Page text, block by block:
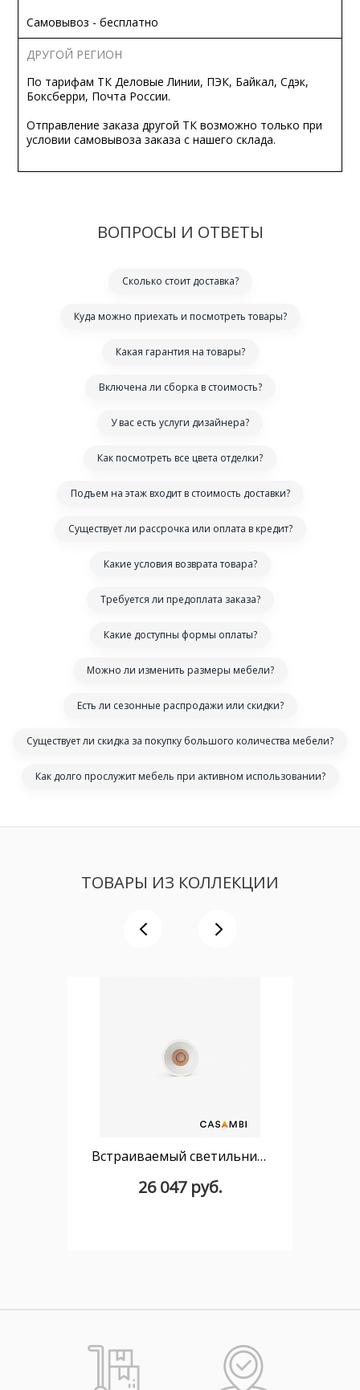
Самовывоз - бесплатно
ДРУГОЙ РЕГИОН
По тарифам ТК Деловые Линии, ПЭК, Байкал, Сдэк,
Боксберри, Почта России.
Отправление заказа другой ТК возможно только при
условии самовывоза заказа с нашего склада.
ВОПРОСЫ И ОТВЕТЫ
Сколько стоит доставка?
Куда можно приехать и посмотреть товары?
Какая гарантия на товары?
Включена ли сборка в стоимость?
У вас есть услуги дизайнера?
Как посмотреть все цвета отделки?
Подъем на этаж входит в стоимость доставки?
Существует ли рассрочка или оплата в кредит?
Какие условия возврата товара?
Требуется ли предоплата заказа?
Какие доступны формы оплаты?
Можно ли изменить размеры мебели?
Есть ли сезонные распродажи или скидки?
Существует ли скидка за покупку большого количества мебели?
Как долго прослужит мебель при активном использовании?
ТОВАРЫ ИЗ КОЛЛЕКЦИИ
Встраиваемый светильник TULIPA DOWN SIM IP65 7W белый 15° 3000K CRI90 CASAMBI
26 047 руб.